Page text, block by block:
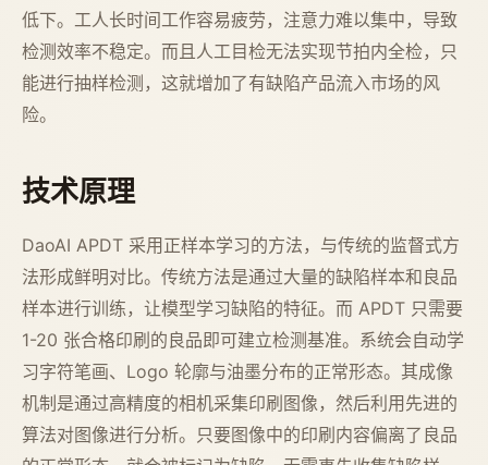
低下。工人长时间工作容易疲劳，注意力难以集中，导致
检测效率不稳定。而且人工目检无法实现节拍内全检，只
能进行抽样检测，这就增加了有缺陷产品流入市场的风
险。
技术原理
DaoAI APDT 采用正样本学习的方法，与传统的监督式方
法形成鲜明对比。传统方法是通过大量的缺陷样本和良品
样本进行训练，让模型学习缺陷的特征。而 APDT 只需要
1-20 张合格印刷的良品即可建立检测基准。系统会自动学
习字符笔画、Logo 轮廓与油墨分布的正常形态。其成像
机制是通过高精度的相机采集印刷图像，然后利用先进的
算法对图像进行分析。只要图像中的印刷内容偏离了良品